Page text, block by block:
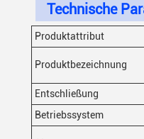
Technische
Produktattribut
Produktbezeichnung
Entschließung
Betriebssystem